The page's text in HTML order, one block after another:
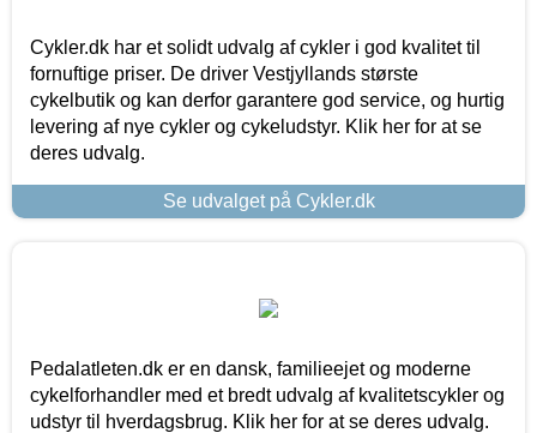
Cykler.dk har et solidt udvalg af cykler i god kvalitet til
fornuftige priser. De driver Vestjyllands største
cykelbutik og kan derfor garantere god service, og hurtig
levering af nye cykler og cykeludstyr. Klik her for at se
deres udvalg.
Se udvalget på Cykler.dk
Pedalatleten.dk er en dansk, familieejet og moderne
cykelforhandler med et bredt udvalg af kvalitetscykler og
udstyr til hverdagsbrug. Klik her for at se deres udvalg.